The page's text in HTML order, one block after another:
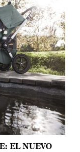
EL NUEVO